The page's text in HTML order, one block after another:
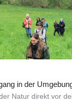
in der